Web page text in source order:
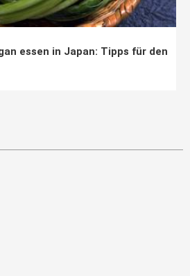
essen in Japan: Tipps für den